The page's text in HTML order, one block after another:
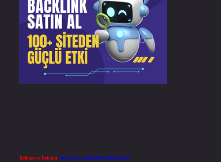
Reklam ve İletişim:Skype: live:.cid.575569c608265c69